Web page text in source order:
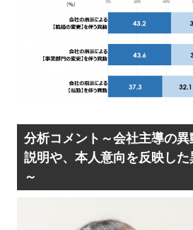
分析コメント～会社主導の
説明や、本人意向を反映し
～